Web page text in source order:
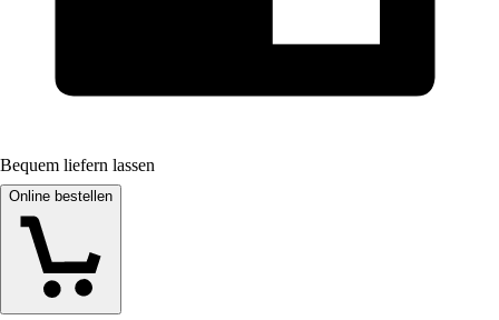
Bequem liefern lassen
Online bestellen